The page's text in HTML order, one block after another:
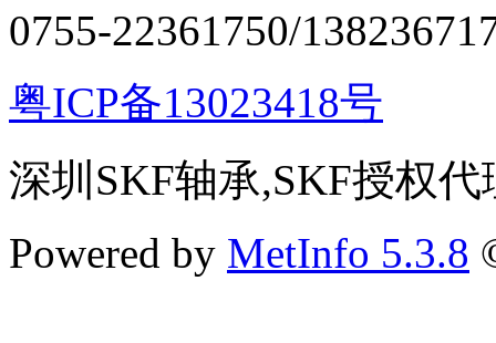
0755-22361750/
粤ICP备13023418号
深圳SKF轴承,SKF授权
Powered by MetInfo 5.3.8